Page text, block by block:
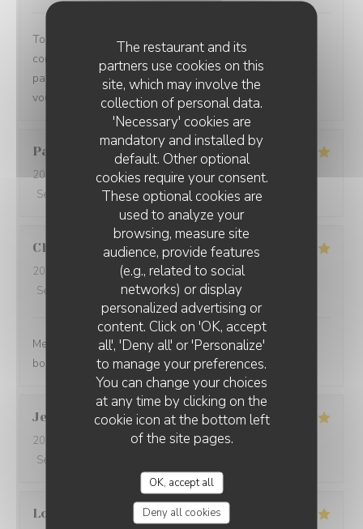
The restaurant and its
partners use cookies on this
site, which may involve the
collection of personal data.
'Necessary' cookies are
mandatory and installed by
default. Other optional
cookies require your consent.
These optional cookies are
used to analyze your
browsing, measure site
audience, provide features
(e.g., related to social
networks) or display
personalized advertising or
content. Click on 'OK, accept
all', 'Deny all' or 'Personalize'
to manage your preferences.
You can change your choices
at any time by clicking on the
cookie icon at the bottom left
of the site pages.
OK, accept all
Deny all cookies
Toujours un plaisir de venir dans ce restaurant qui
commence toujours par un accueil chaleureux. Tout est
parfait si service à la cuisine. Ne changez rien Merci à
vous
Pascal
2026-07-31
- 20:45 - Guests 2
Service
Ambiance: 5/5 Food:5/5 Value:5
Claire
2026-07-30
- 20:30 - Guests 4
Service
Ambiance:5/5 Food :5/5 Value
Merci pour tout ! La soirée était super avec une très
bonne cuisine et un personnel au top !
Jean Jacques L
2026-07-30
- 19:00 - Guests 1
Service
Loïc